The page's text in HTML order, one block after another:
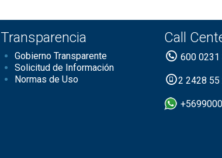
Transparencia
Gobierno Transparente
Solicitud de Información
Normas de Uso
Call
600 0231
2 2428 55